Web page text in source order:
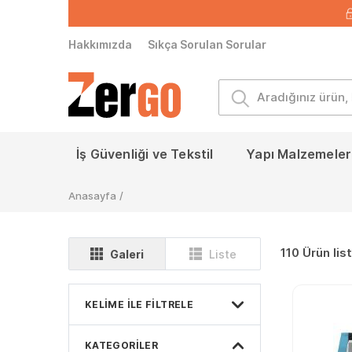
Hakkımızda Sıkça Sorulan Sorular
İş Güvenliği ve Tekstil Yapı
Anasayfa /
Galeri Liste
KELIME ILE FILTRELE
KATEGORILER
110 Ürün